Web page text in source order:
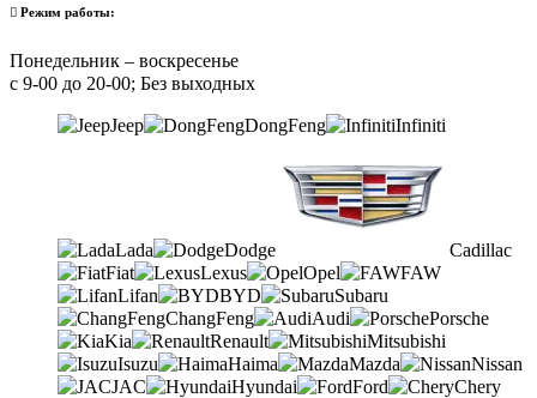
Режим работы:
Понедельник – воскресенье
с 9-00 до 20-00; Без выходных
Jeep DongFeng Infiniti
Lada Dodge
Cadillac
Fiat
Lexus Opel
FAW
Lifan
BYD
Subaru
ChangFeng
Audi
Porsche
Kia
Renault
Mitsubishi
Isuzu
Haima Mazda
Nissan
JAC
Hyundai Ford Chery